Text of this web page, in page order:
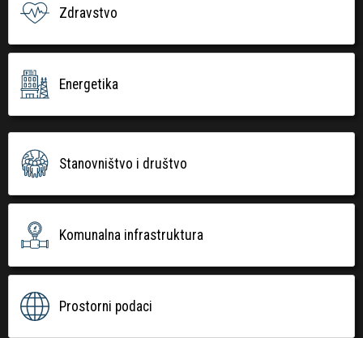
Zdravstvo
Energetika
Stanovništvo i društvo
Komunalna infrastruktura
Prostorni podaci